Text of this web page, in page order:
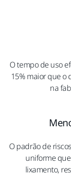
O tempo de uso
15% maior que o
na
O padrão de
uniforme
lixamento,